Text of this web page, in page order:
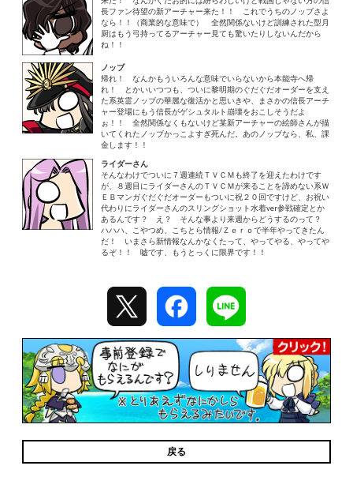
長ファン待望の新アーチャー来た！！ これでうちのノッブさよ
なら！！（商業的な意味で） 全然関係ないけど訓練された型月
厨はもう弓持ってるアーチャー見ても驚いたりしないんだから
ね！！
ノッブ
帰れ！ なんかもういろんな意味でいらないから本能寺へ帰
れ！ とかいいつつも、ついに黎明期のぐだぐだオーダーを支え
た系英霊ノッブの華麗な復活かと思いきや、まさかの信長アーチ
ャー登場にもう信長がゲシュタルト崩壊をおこしそうだよ
ぉ！！ 全然関係なくもないけど某新アーチャーの絵師さんが描
いてくれたノッブかっこよすぎ死んだ。あのノッブなら、私、課
金します！！
ライダーさん
そんなわけでついに７週連続ＴＶＣＭも終了を迎えたわけです
が、８週目にライダーさんのＴＶＣＭが来ることを諦めない系Ｗ
ＥＢマンガぐだぐだオーダーもついに祝２０回ですけど、お祝い
代わりにライダーさんのスリングショット水着ver参戦確定とか
あるんです？ え？ そんな事より来週からどうするのって？
ハハハ、こやつめ、こちとら情報/Ｚｅｒｏで半年やってきたん
だ！ いまさら新情報なんかなくたって、やってやる、やってや
るぞ！！ 嘘です、もうとっくに限界です！！
戻る